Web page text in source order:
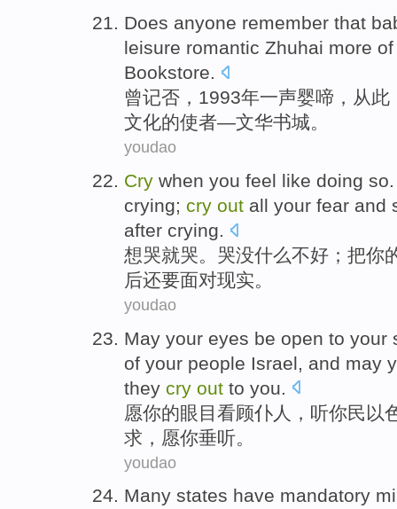
Does anyone remember that
leisure romantic Zhuhai more
Bookstore.
曾记否 ，1993年一声婴啼， 从此
文化的使者—文华书城。
youdao
Cry when you feel like doing
crying; cry out all your fear and
after crying.
想哭就哭。哭没什么不好 ；把你
后还要面对现实。
youdao
May your eyes be open to your
of your people Israel , and may
they cry out to you
愿你的眼目看顾仆人 ， 听你民以
求，愿你垂听。
youdao
Many states have mandatory